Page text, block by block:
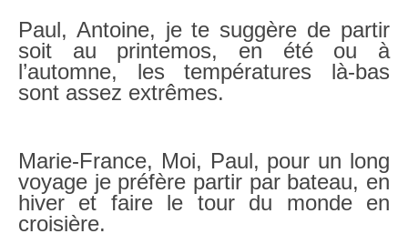
Paul, Antoine, je te suggère de partir
soit au printemos, en été ou à
l’automne, les températures là-bas
sont assez extrêmes.
Marie-France, Moi, Paul, pour un long
voyage je préfère partir par bateau, en
hiver et faire le tour du monde en
croisière.